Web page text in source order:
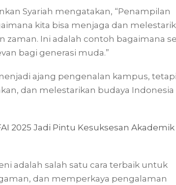
Syariah mengatakan, “Penampilan
kita bisa menjaga dan
Ini adalah contoh bagaimana
bagi generasi muda.”
ajang pengenalan kampus, tetapi
dan melestarikan budaya Indonesia
2025 Jadi Pintu Kesuksesan Akademik
adalah salah satu cara terbaik untuk
dan memperkaya pengalaman